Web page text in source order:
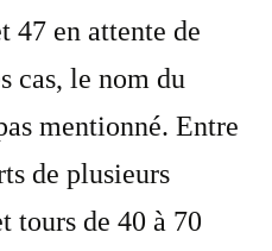
47 en attente de
cas, le nom du
mentionné. Entre
de plusieurs
tours de 40 à 70